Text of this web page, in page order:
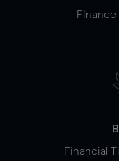
Financial